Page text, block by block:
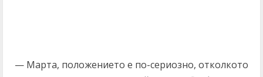
— Марта, положението е по-сериозно, отколкото